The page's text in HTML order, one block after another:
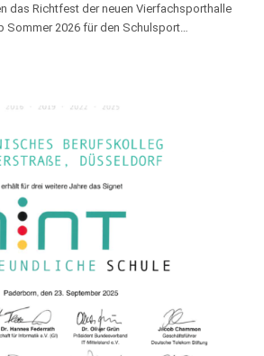
das Richtfest der neuen Vierfachsporthalle
Sommer 2026 für den Schulsport…